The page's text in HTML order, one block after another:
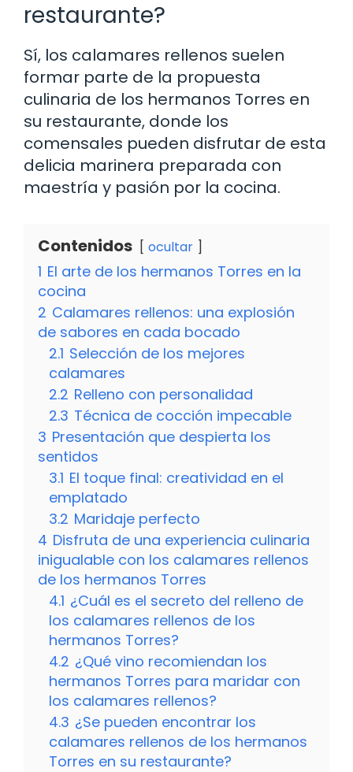
restaurante?
Sí, los calamares rellenos suelen
formar parte de la propuesta
culinaria de los hermanos Torres en
su restaurante, donde los
comensales pueden disfrutar de esta
delicia marinera preparada con
maestría y pasión por la cocina.
Contenidos ocultar
1 El arte de los hermanos Torres en la
cocina
2 Calamares rellenos: una explosión
de sabores en cada bocado
2.1 Selección de los mejores
calamares
2.2 Relleno con personalidad
2.3 Técnica de cocción impecable
3 Presentación que despierta los
sentidos
3.1 El toque final: creatividad en el
emplatado
3.2 Maridaje perfecto
4 Disfruta de una experiencia culinaria
inigualable con los calamares rellenos
de los hermanos Torres
4.1 ¿Cuál es el secreto del relleno de
los calamares rellenos de los
hermanos Torres?
4.2 ¿Qué vino recomiendan los
hermanos Torres para maridar con
los calamares rellenos?
4.3 ¿Se pueden encontrar los
calamares rellenos de los hermanos
Torres en su restaurante?